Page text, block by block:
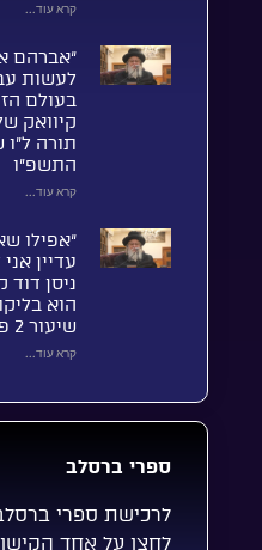
קרא עוד...
“אברהם
לעשות
בעולם
קיוואק
התשפ”ו
קרא עוד...
“אפילו
עדיין
ניסן דוד
הוא
שיעור 2 פרשת בא התשפ”ו
קרא עוד...
ספרי ברסלב
לרכישת ספרי
לחצו על אחד